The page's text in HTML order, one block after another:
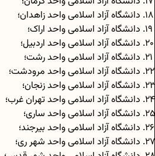
دانشگاه آزاد اسلامی واحد زاهدان؛
دانشگاه آزاد اسلامی واحد اراک؛
دانشگاه آزاد اسلامی واحد اردبیل؛
دانشگاه آزاد اسلامی واحد رشت؛
دانشگاه آزاد اسلامی واحد مرودشت؛
دانشگاه آزاد اسلامی واحد زنجان؛
دانشگاه آزاد اسلامی واحد تهران غرب؛
دانشگاه آزاد اسلامی واحد ساری؛
دانشگاه آزاد اسلامی واحد بیرجند؛
دانشگاه آزاد اسلامی واحد شهر ری؛